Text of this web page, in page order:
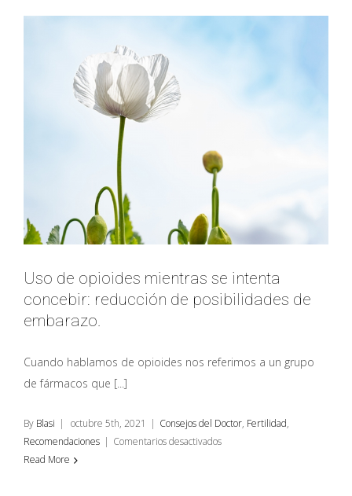
Uso de opioides mientras se intenta
concebir: reducción de posibilidades de
embarazo.
Cuando hablamos de opioides nos referimos a un grupo
de fármacos que [...]
By Blasi | octubre 5th, 2021 | Consejos del Doctor, Fertilidad,
Recomendaciones | Comentarios desactivadosen
Read More